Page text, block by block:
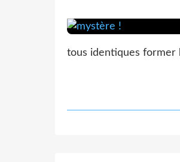
tous identiques former